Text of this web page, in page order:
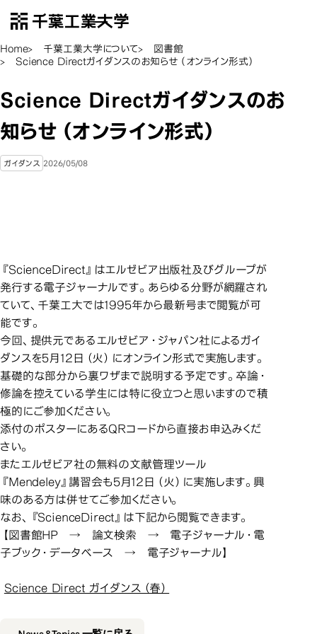
千葉工業大学
Open Menu
Home 千葉工業大学について
図書館
Science Directガイダンスのお知らせ（オンライン形式）
Science Directガイダンスのお
知らせ（オンライン形式）
ガイダンス 2026/05/08
『ScienceDirect』はエルゼビア出版社及びグループが
発行する電子ジャーナルです。あらゆる分野が網羅され
ていて、千葉工大では1995年から最新号まで閲覧が可
能です。
今回、提供元であるエルゼビア・ジャパン社によるガイ
ダンスを5月12日（火）にオンライン形式で実施します。
基礎的な部分から裏ワザまで説明する予定です。卒論・
修論を控えている学生には特に役立つと思いますので積
極的にご参加ください。
添付のポスターにあるQRコードから直接お申込みくだ
さい。
またエルゼビア社の無料の文献管理ツール
『Mendeley』講習会も5月12日（火）に実施します。興
味のある方は併せてご参加ください。
なお、『ScienceDirect』は下記から閲覧できます。
【図書館HP → 論文検索 → 電子ジャーナル・電
子ブック・データベース → 電子ジャーナル】
Science Direct ガイダンス（春）